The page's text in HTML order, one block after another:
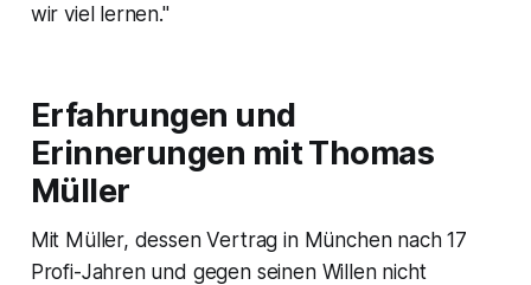
wir viel lernen."
Erfahrungen und
Erinnerungen mit Thomas
Müller
Mit Müller, dessen Vertrag in München nach 17
Profi-Jahren und gegen seinen Willen nicht